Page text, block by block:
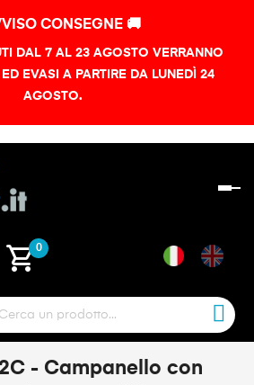
CONSEGNE 🚚
DAL 7 AL 23 AGOSTO VERRANNO
EVASI A PARTIRE DA LUNEDÌ 24
AGOSTO.
shopping_cart0
- Campanello con